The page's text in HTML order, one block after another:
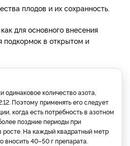
плодов и их сохранность.
для основного внесения
подкормок в открытом и
одинаковое количество азота,
Поэтому применять его следует
когда есть потребность в азотном
поздние периоды при
росте. На каждый квадратный метр
вносить 40–50 г препарата.